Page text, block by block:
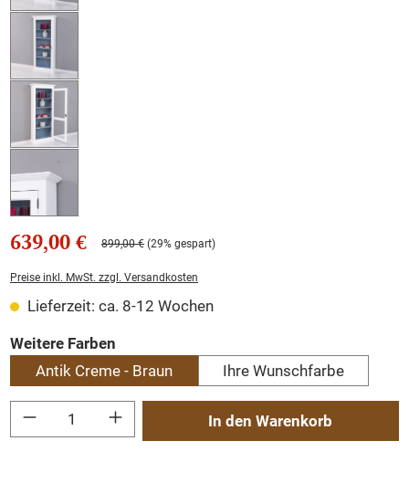
639,00 € 899,00 € (29% gespart)
Preise inkl. MwSt. zzgl. Versandkosten
Lieferzeit: ca. 8-12 Wochen
Weitere Farben
Antik Creme - Braun
Ihre Wunschfarbe
Produkt Anzahl: Gib den gewünschten Wert ein oder benutze die Schaltflächen
In den Warenkorb